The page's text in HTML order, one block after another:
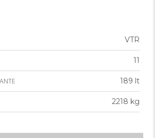
VTR
11
189 lt
2218 kg